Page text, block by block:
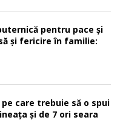
pentru pace şi
şi fericire în familie:
pe care trebuie să o spui
și de 7 ori seara